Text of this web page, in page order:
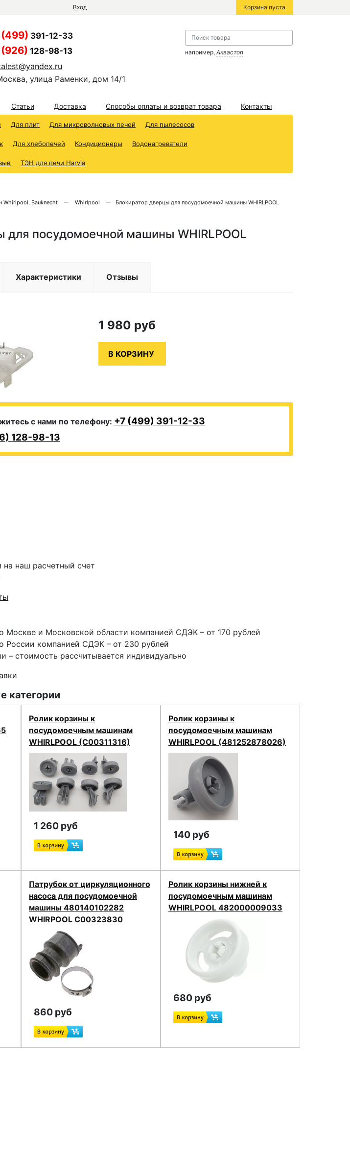
Вход Корзина пуста
(499) 391-12-33
(926) 128-98-13
улица Раменки, дом 14/1
например, Аквастоп
Статьи Доставка Способы оплаты и возврат товара Контакты
Для плит Для микроволновых печей Для пылесосов
Для хлебопечей Кондиционеры Водонагреватели
ТЭН для печи Harvia
Whirlpool, Bauknecht Whirlpool
Блокиратор дверцы для посудомоечной машины WHIRLPOOL
для посудомоечной машины WHIRLPOOL
Характеристики Отзывы
1 980 руб
с нами по телефону: +7 (499) 391-12-33
128-98-13
наш расчетный счет
Москве и Московской области компанией СДЭК – от 170 рублей
России компанией СДЭК – от 230 рублей
– стоимость рассчитывается индивидуально
категории
Ролик корзины к
посудомоечным машинам
WHIRLPOOL (C00311316)
1 260 руб
Ролик корзины к
посудомоечным машинам
WHIRLPOOL (481252878026)
140 руб
Патрубок от циркуляционного
насоса для посудомоечной
машины 480140102282
WHIRPOOL C00323830
860 руб
Ролик корзины нижней к
посудомоечным машинам
WHIRLPOOL 482000009033
680 руб